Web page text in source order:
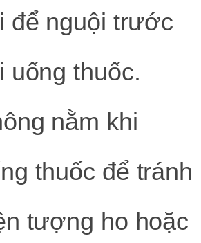
để nguội trước
uống thuốc.
nằm khi
thuốc để tránh
tượng ho hoặc